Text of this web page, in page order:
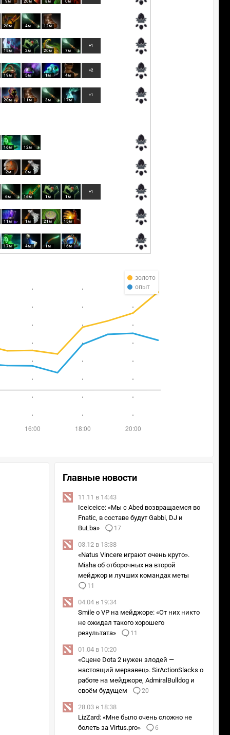
9м 20м 8м 0м
20м 4м 12м
15м 2м 20м 7м
+1
19м 5м 1м 4м
+2
20м 11м 3м 17м
+1
16м 12м
-2м 0м
6м 16м 1м 1м
+1
11м 1м 21м 15м
17м 4м 1м 16м
золото
опыт
Главные новости
11.11 в 14:43
Iceiceice: «Мы с Abed возвращаемся во
Fnatic, в составе будут Gabbi, DJ и
BuLba»
17
03.12 в 13:38
«Natus Vincere играют очень круто».
Misha об отборочных на второй
мейджор и лучших командах меты
11
04.04 в 19:34
Smile о VP на мейджоре: «От них никто
не ожидал такого хорошего
результата»
11
01.04 в 10:20
«Сцене Dota 2 нужен злодей —
настоящий мерзавец». SirActionSlacks о
работе на мейджоре, AdmiralBulldog и
своём будущем
20
28.03 в 18:38
LizZard: «Мне было очень сложно не
болеть за Virtus.pro»
6